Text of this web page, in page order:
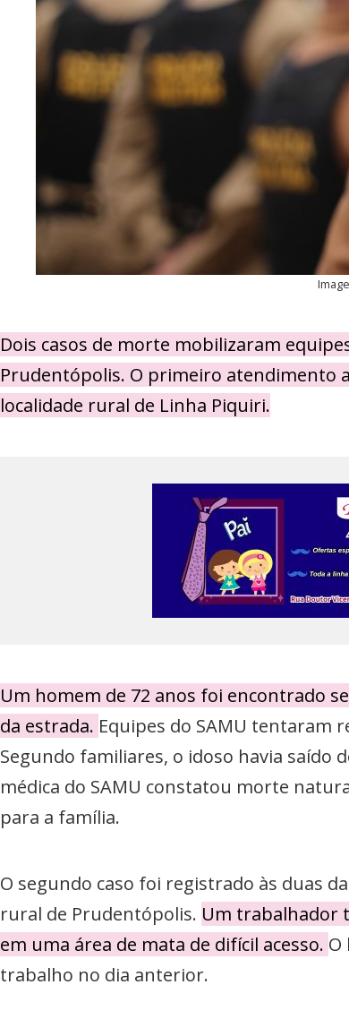
Dois casos de morte mobilizaram
Prudentópolis. O primeiro atendimento
localidade rural de Linha Piquiri.
Um homem de 72 anos foi encontrado
da estrada. Equipes do SAMU tentaram
Segundo familiares, o idoso havia saído
médica do SAMU constatou morte
para a família.
O segundo caso foi registrado às duas
rural de Prudentópolis. Um trabalhador
em uma área de mata de difícil acesso. O
trabalho no dia anterior.